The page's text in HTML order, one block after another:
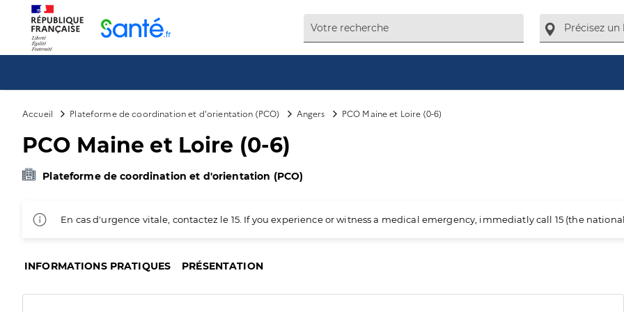
Accueil Plateforme de coordination et d'orientation (PCO) Angers PCO Maine et Loire (0-6)
PCO Maine et Loire (0-6)
Plateforme de coordination et d'orientation (PCO)
En cas d'urgence vitale, contactez le 15. If you experience or witness a medical emergency, immediatly call 15 (the
INFORMATIONS PRATIQUES PRÉSENTATION
Panneau de gestion des cookies